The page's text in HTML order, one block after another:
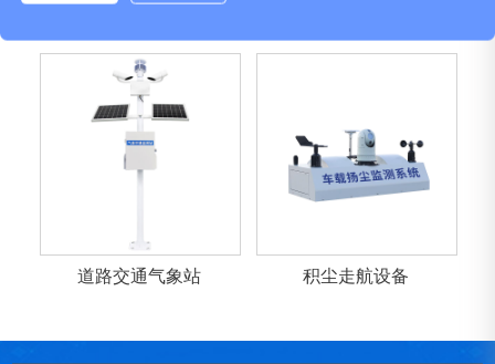
道路交通气象站 积尘走航设备